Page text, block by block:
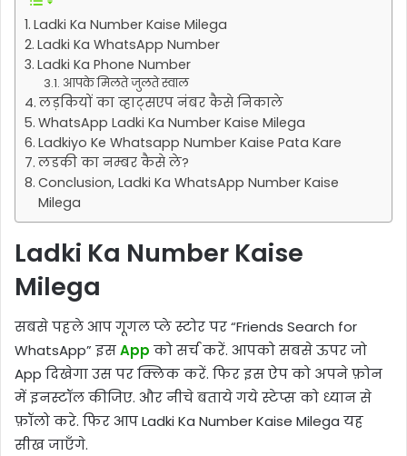
Ladki Ka Number Kaise Milega
Ladki Ka WhatsApp Number
Ladki Ka Phone Number
आपके मिलते जुलते स्वाल
लड़कियों का व्हाट्सएप नंबर कैसे निकाले
WhatsApp Ladki Ka Number Kaise Milega
Ladkiyo Ke Whatsapp Number Kaise Pata Kare
लडकी का नम्बर कैसे ले?
Conclusion, Ladki Ka WhatsApp Number Kaise
Milega
Ladki Ka Number Kaise
Milega
सबसे पहले आप गूगल प्ले स्टोर पर “Friends Search for
WhatsApp” इसApp को सर्च करें. आपको सबसे ऊपर जो
App दिखेगा उस पर क्लिक करें. फिर इस ऐप को अपने फ़ोन
में इनस्टॉल कीजिए. और नीचे बताये गये स्टेप्स को ध्यान से
फ़ॉलो करे. फिर आप Ladki Ka Number Kaise Milega यह
सीख जाएँगे.